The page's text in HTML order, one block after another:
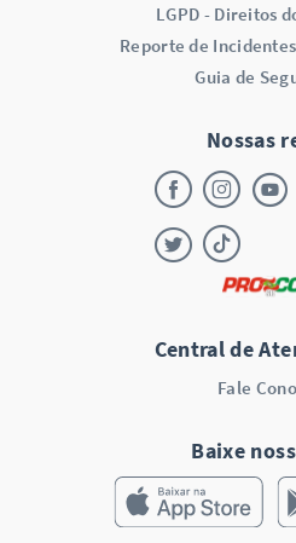
LGPD - Direitos
Reporte de
Guia de
Nossas
Central de
Fale
Baixe